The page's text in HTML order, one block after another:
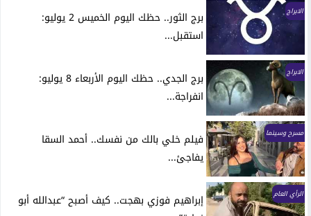
الابراج
برج الثور.. حظك اليوم الخميس 2 يوليو:
استقبل...
الابراج
برج الجدي.. حظك اليوم الأربعاء 8 يوليو:
انفراجة...
مسرح وسينما
فيلم خلي بالك من نفسك.. أحمد السقا
يفاجئ...
الرأي العام
إبراهيم فوزي بهجت.. كيف أصبح “عبدالله أبو